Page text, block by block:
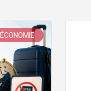
ÉCONOMIE